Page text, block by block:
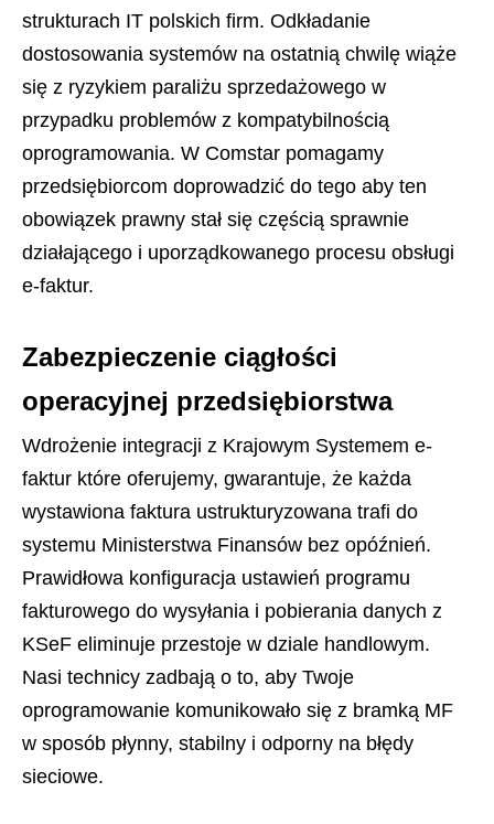
strukturach IT polskich firm. Odkładanie
dostosowania systemów na ostatnią chwilę wiąże
się z ryzykiem paraliżu sprzedażowego w
przypadku problemów z kompatybilnością
oprogramowania. W Comstar pomagamy
przedsiębiorcom doprowadzić do tego aby ten
obowiązek prawny stał się częścią sprawnie
działającego i uporządkowanego procesu obsługi
e-faktur.
Zabezpieczenie ciągłości
operacyjnej przedsiębiorstwa
Wdrożenie integracji z Krajowym Systemem e-
faktur które oferujemy, gwarantuje, że każda
wystawiona faktura ustrukturyzowana trafi do
systemu Ministerstwa Finansów bez opóźnień.
Prawidłowa konfiguracja ustawień programu
fakturowego do wysyłania i pobierania danych z
KSeF eliminuje przestoje w dziale handlowym.
Nasi technicy zadbają o to, aby Twoje
oprogramowanie komunikowało się z bramką MF
w sposób płynny, stabilny i odporny na błędy
sieciowe.